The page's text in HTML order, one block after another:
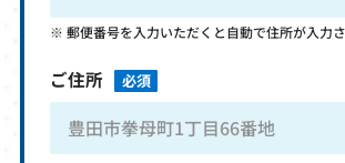
郵便番号を入力いただくと自動で住所が入力
ご住所 必須